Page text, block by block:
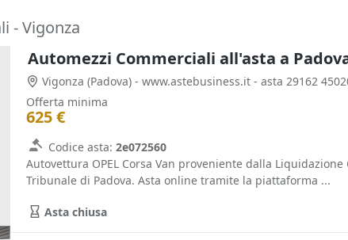
- Vigonza
Automezzi Commerciali all'asta a
Vigonza (Padova)
Offerta minima
625 €
Codice asta: 2e072560
Autovettura OPEL Corsa Van proveniente dalla
Tribunale di Padova. Asta online tramite la piattaforma ...
Asta chiusa